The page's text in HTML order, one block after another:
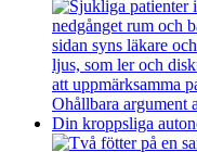
Ohållbara argument
Din kroppsliga